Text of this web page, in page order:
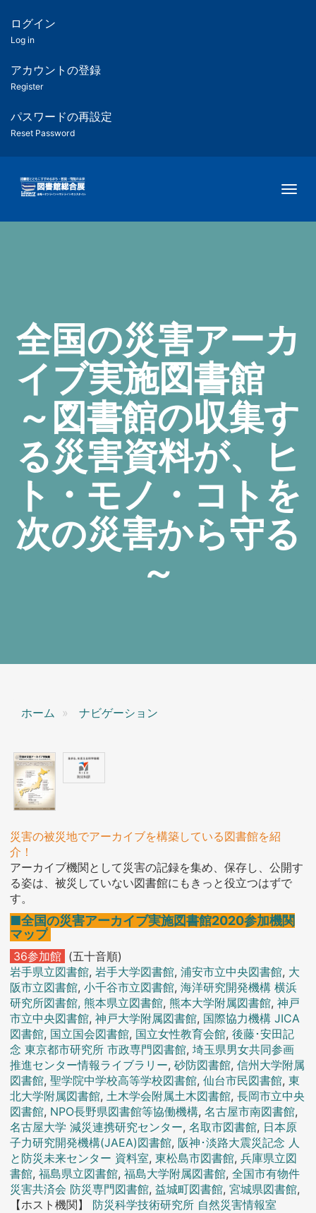
ツ
匿
名
ユ
ー
ー
用
メ
ログイン
Log in
アカウントの登録
Register
パスワードの再設定
Reset Password
全国の災害アーカ
イブ実施図書館
～図書館の収集す
る災害資料が、ヒ
ト・モノ・コトを
次の災害から守る
～
ホーム ナビゲーション
災害の被災地でアーカイブを構築している図書館を紹
介！
アーカイブ機関として災害の記録を集め、保存し、公開す
る姿は、被災していない図書館にもきっと役立つはずで
す。
■全国の災害アーカイブ実施図書館2020参加機関
マップ
36参加館 (五十音順)
岩手県立図書館,岩手大学図書館,浦安市立中央図書館, 大
阪市立図書館,小千谷市立図書館,海洋研究開発機構 横浜
研究所図書館, 熊本県立図書館, 熊本大学附属図書館,神戸
市立中央図書館,神戸大学附属図書館, 国際協力機構 JICA
図書館, 国立国会図書館, 国立女性教育会館,後藤･安田記
念 東京都市研究所 市政専門図書館,埼玉県男女共同参画
推進センター情報ライブラリー,砂防図書館,信州大学附属
図書館,聖学院中学校高等学校図書館,仙台市民図書館,東
北大学附属図書館,土木学会附属土木図書館,長岡市立中央
図書館, NPO長野県図書館等協働機構,名古屋市南図書館,
名古屋大学 減災連携研究センター,名取市図書館, 日本原
子力研究開発機構(JAEA)図書館, 阪神･淡路大震災記念 人
と防災未来センター 資料室,東松島市図書館,兵庫県立図
書館,福島県立図書館,福島大学附属図書館,全国市有物件
災害共済会 防災専門図書館,益城町図書館,宮城県図書館,
【ホスト機関】 防災科学技術研究所 自然災害情報室